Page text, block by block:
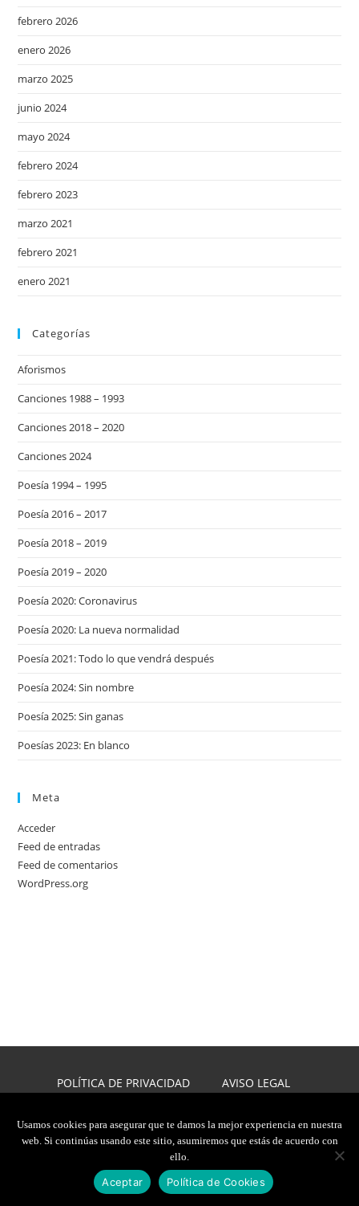
febrero 2026
enero 2026
marzo 2025
junio 2024
mayo 2024
febrero 2024
febrero 2023
marzo 2021
febrero 2021
enero 2021
Categorías
Aforismos
Canciones 1988 – 1993
Canciones 2018 – 2020
Canciones 2024
Poesía 1994 – 1995
Poesía 2016 – 2017
Poesía 2018 – 2019
Poesía 2019 – 2020
Poesía 2020: Coronavirus
Poesía 2020: La nueva normalidad
Poesía 2021: Todo lo que vendrá después
Poesía 2024: Sin nombre
Poesía 2025: Sin ganas
Poesías 2023: En blanco
Meta
Acceder
Feed de entradas
Feed de comentarios
WordPress.org
POLÍTICA DE PRIVACIDAD
AVISO LEGAL
2026, JAVIER CARMONA
TODOS LOS DERECHOS RESERVADOS
Usamos cookies para asegurar que te damos la mejor experiencia en nuestra
web. Si continúas usando este sitio, asumiremos que estás de acuerdo con
ello.
Aceptar Política de Cookies